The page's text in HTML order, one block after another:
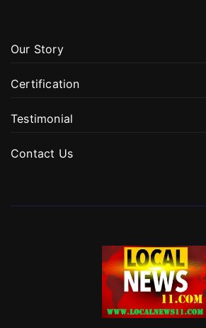
Our Story
Certification
Testimonial
Contact Us